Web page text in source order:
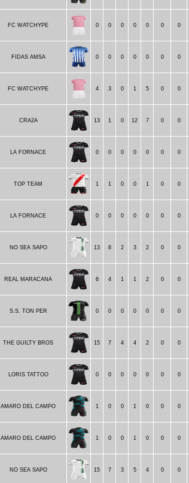
FC WATCHYPE 0 0 0 0 0 0 0
FIDAS AMSA 0 0 0 0 0 0 0
FC WATCHYPE 4 3 0 1 5 0 0
CRA2A 13 1 0 12 7 0 0
LA FORNACE 0 0 0 0 0 0 0
TOP TEAM 1 1 0 0 1 0 0
LA FORNACE 0 0 0 0 0 0 0
NO SEA SAPO 13 8 2 3 2 0 0
REAL MARACANA 6 4 1 1 2 0 0
S.S. TON PER 0 0 0 0 0 0 0
THE GUILTY BROS 15 7 4 4 2 0 0
LORIS TATTOO 0 0 0 0 0 0 0
AMARO DEL CAMPO 1 0 0 1 0 0 0
AMARO DEL CAMPO 1 0 0 1 0 0 0
NO SEA SAPO 15 7 3 5 4 0 0